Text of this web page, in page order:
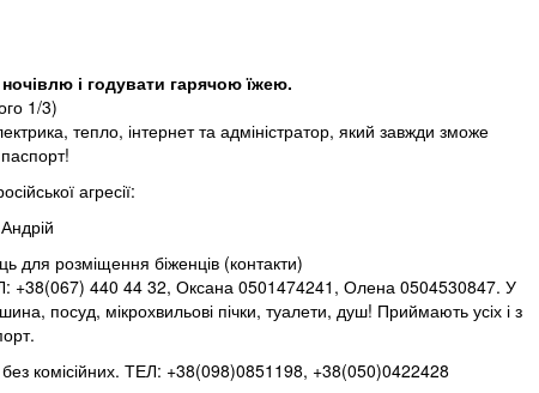
і годувати гарячою їжею.
1/3)
тепло, інтернет та адміністратор, який завжди зможе
агресії:
для розміщення біженців (контакти)
+38(067) 440 44 32, Оксана 0501474241, Олена 0504530847. У
посуд, мікрохвильові пічки, туалети, душ! Приймають усіх і з
комісійних. ТЕЛ: +38(098)0851198, +38(050)0422428